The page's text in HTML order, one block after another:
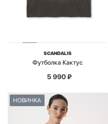
SCANDALIS
Футболка Кактус
5 990₽
НОВИНКА